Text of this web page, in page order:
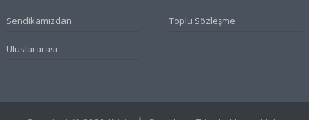
Sendikamızdan Toplu Sözleşme
Uluslararası